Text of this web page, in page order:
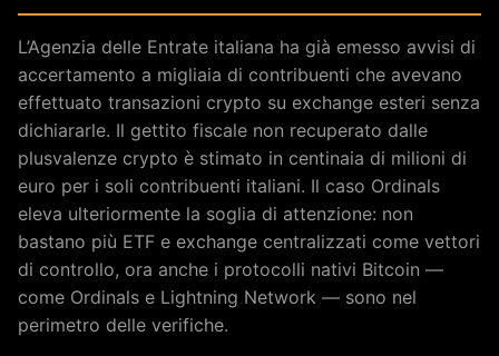
L’Agenzia delle Entrate italiana ha già emesso avvisi di
accertamento a migliaia di contribuenti che avevano
effettuato transazioni crypto su exchange esteri senza
dichiararle. Il gettito fiscale non recuperato dalle
plusvalenze crypto è stimato in centinaia di milioni di
euro per i soli contribuenti italiani. Il caso Ordinals
eleva ulteriormente la soglia di attenzione: non
bastano più ETF e exchange centralizzati come vettori
di controllo, ora anche i protocolli nativi Bitcoin —
come Ordinals e Lightning Network — sono nel
perimetro delle verifiche.